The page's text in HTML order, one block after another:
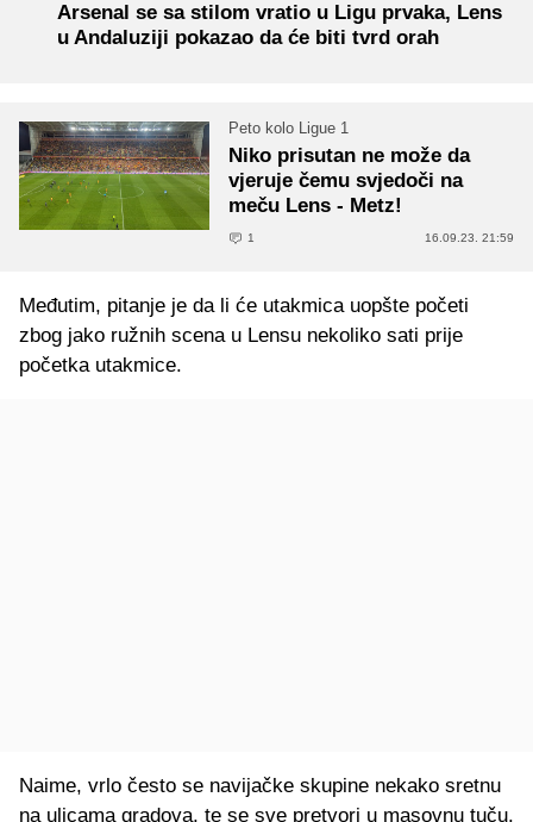
Arsenal se sa stilom vratio u Ligu prvaka, Lens
u Andaluziji pokazao da će biti tvrd orah
Peto kolo Ligue 1
Niko prisutan ne može da
vjeruje čemu svjedoči na
meču Lens - Metz!
1 16.09.23. 21:59
Međutim, pitanje je da li će utakmica uopšte početi
zbog jako ružnih scena u Lensu nekoliko sati prije
početka utakmice.
Naime, vrlo često se navijačke skupine nekako sretnu
na ulicama gradova, te se sve pretvori u masovnu tuču.